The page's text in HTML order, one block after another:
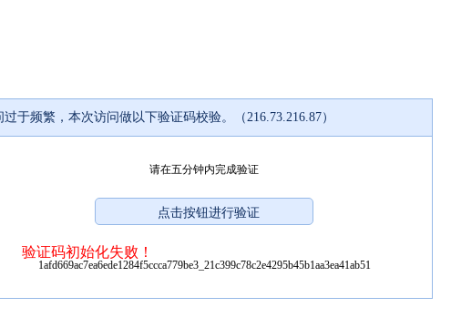
过于频繁，本次访问做以下验证码校验。（216.73.216.87）
请在五分钟内完成验证
验证码初始化失败！
1afd669ac7ea6ede1284f5ccca779be3_21c399c78c2e4295b45b1aa3ea41ab51